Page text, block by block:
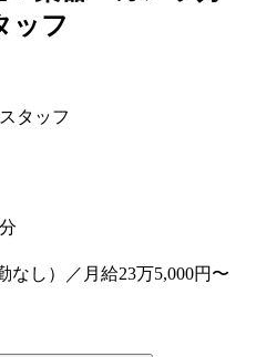
ッフ
タッフ
なし）／月給23万5,000円〜